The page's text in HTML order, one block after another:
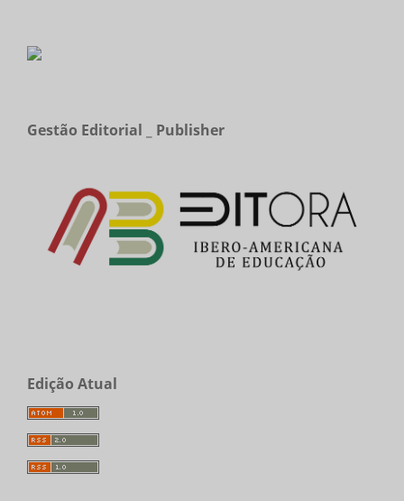
Gestão Editorial _ Publisher
Edição Atual